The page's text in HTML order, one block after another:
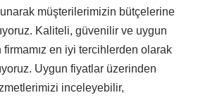
müşterilerimizin bütçelerine
Kaliteli, güvenilir ve uygun
firmamız en iyi tercihlerden olarak
Uygun fiyatlar üzerinden
inceleyebilir,